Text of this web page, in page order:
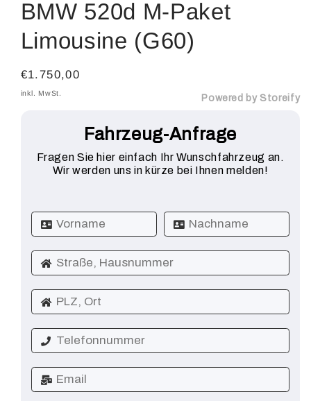
BMW 520d M-Paket
Limousine (G60)
Normaler
Preis
€1.750,00
inkl. MwSt. Powered by Storeify
Fahrzeug-Anfrage
Fragen Sie hier einfach Ihr Wunschfahrzeug an.
Wir werden uns in kürze bei Ihnen melden!